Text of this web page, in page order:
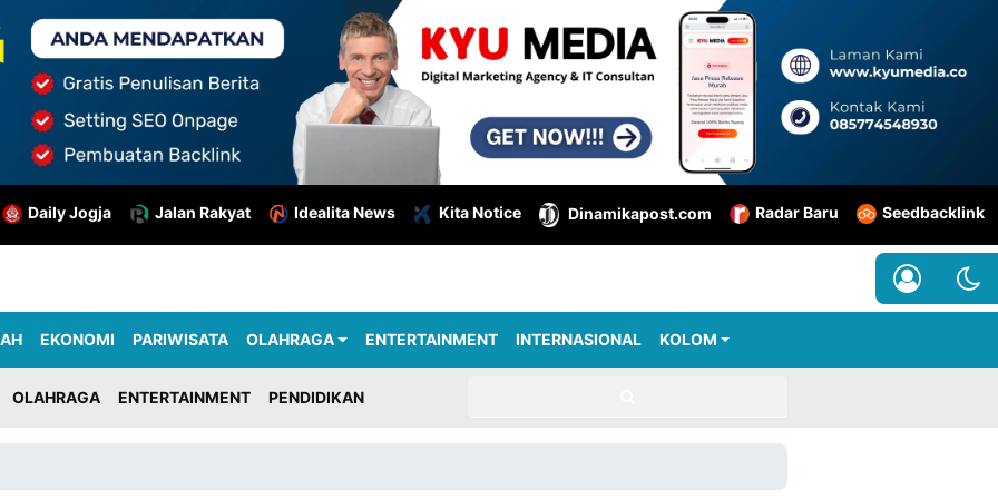
Daily Jogja Jalan Rakyat Idealita News Kita Notice Dinamikapost.com Radar Baru Seedbacklink
EKONOMI PARIWISATA OLAHRAGA ENTERTAINMENT INTERNASIONAL KOLOM
OLAHRAGA ENTERTAINMENT PENDIDIKAN